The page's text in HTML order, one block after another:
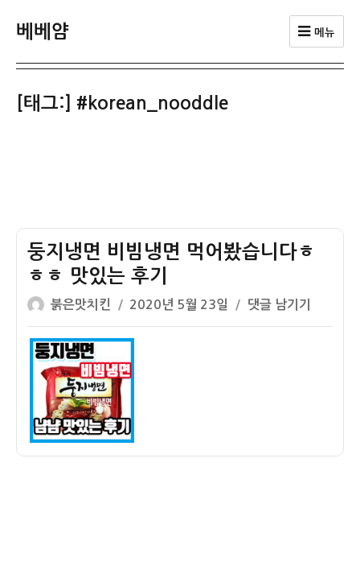
베베얌 메뉴
[태그:] #korean_nooddle
둥지냉면 비빔냉면 먹어봤습니다ㅎ
ㅎㅎ 맛있는 후기
글
쓴
이
붉은맛치킨
작
성
일
자
2020년 5월 23일
둥
지
댓글 남기기